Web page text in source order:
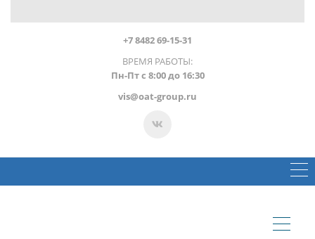
+7 8482 69-15-31
ВРЕМЯ РАБОТЫ:
Пн-Пт с 8:00 до 16:30
vis@oat-group.ru